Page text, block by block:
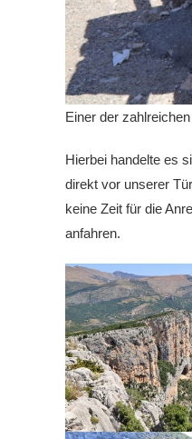
Einer der
Hierbei handelte es
direkt vor unserer
keine Zeit für die
anfahren.